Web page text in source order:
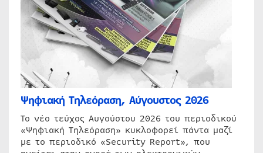
Ψηφιακή Τηλεόραση, Αύγουστος 2026
Το νέο τεύχος Αυγούστου 2026 του περιοδικού
«Ψηφιακή Τηλεόραση» κυκλοφορεί πάντα μαζί
με το περιοδικό «Security Report», που